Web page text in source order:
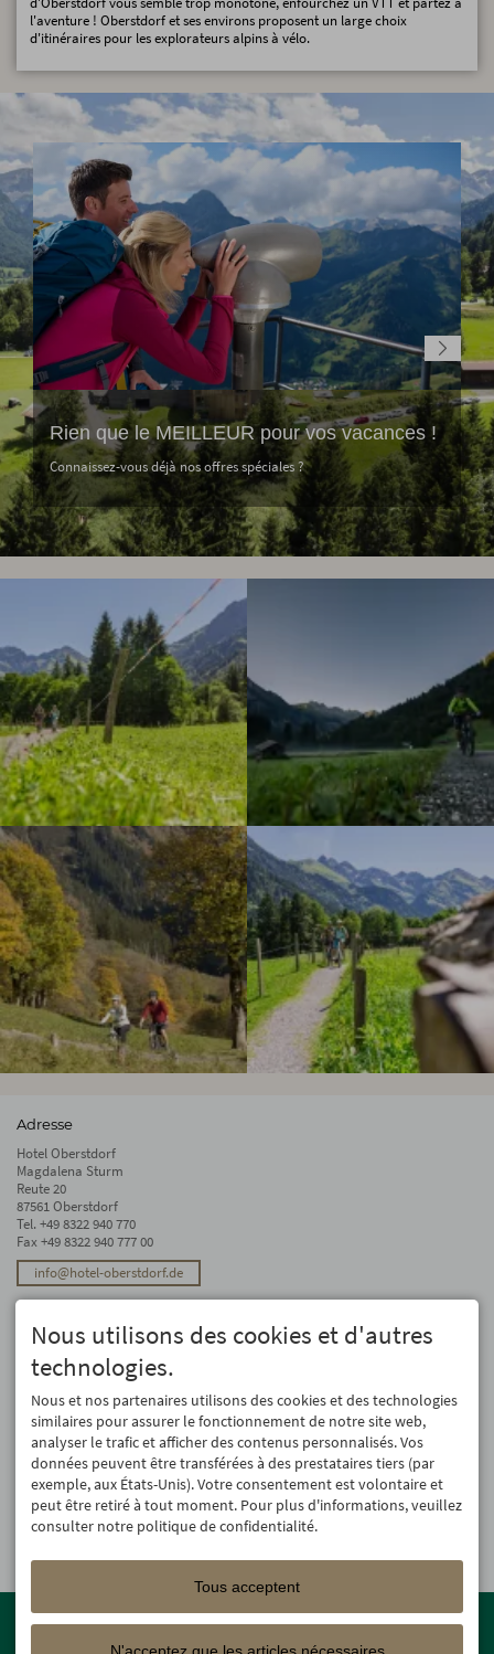
l'aventure ! Oberstdorf et ses environs proposent un large choix
d'itinéraires pour les explorateurs alpins à vélo.
Rien que le MEILLEUR pour vos vacances !
Connaissez-vous déjà nos offres spéciales ?
Adresse
Hotel Oberstdorf
Magdalena Sturm
Reute 20
87561 Oberstdorf
Tel. +49 8322 940 770
Fax +49 8322 940 777 00
info@hotel-oberstdorf.de
We will not forward your email address. And we don’t like spam, either. We
promise! You can unsubscribe at any time.
Registre
Nous utilisons des cookies et d'autres
technologies.
Nous et nos partenaires utilisons des cookies et des technologies
similaires pour assurer le fonctionnement de notre site web,
analyser le trafic et afficher des contenus personnalisés. Vos
données peuvent être transférées à des prestataires tiers (par
exemple, aux États-Unis). Votre consentement est volontaire et
peut être retiré à tout moment. Pour plus d'informations, veuillez
consulter notre politique de confidentialité.
Tous acceptent